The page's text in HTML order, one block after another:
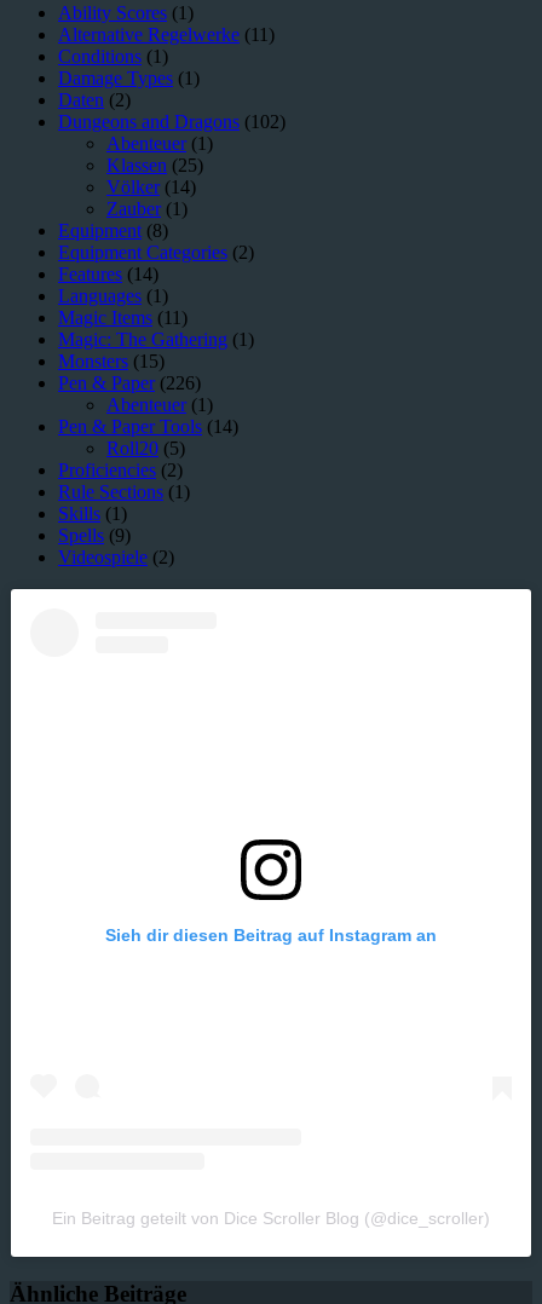
Ability Scores (1)
Alternative Regelwerke (11)
Conditions (1)
Damage Types (1)
Daten (2)
Dungeons and Dragons (102)
Abenteuer(1)
Klassen (25)
Völker(14)
Zauber(1)
Equipment (8)
Equipment Categories (2)
Features (14)
Languages (1)
Magic Items (11)
Magic: The Gathering (1)
Monsters (15)
Pen & Paper(226)
Abenteuer(1)
Pen & Paper Tools (14)
Roll20 (5)
Proficiencies (2)
Rule Sections (1)
Skills (1)
Spells (9)
Videospiele (2)
Sieh dir diesen Beitrag auf Instagram an
Ein Beitrag geteilt von Dice Scroller Blog (@dice_scroller)
Ähnliche Beiträge